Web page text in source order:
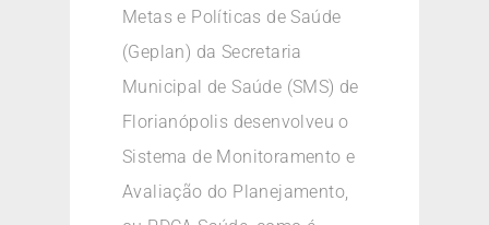
Metas e Políticas de Saúde
(Geplan) da Secretaria
Municipal de Saúde (SMS) de
Florianópolis desenvolveu o
Sistema de Monitoramento e
Avaliação do Planejamento,